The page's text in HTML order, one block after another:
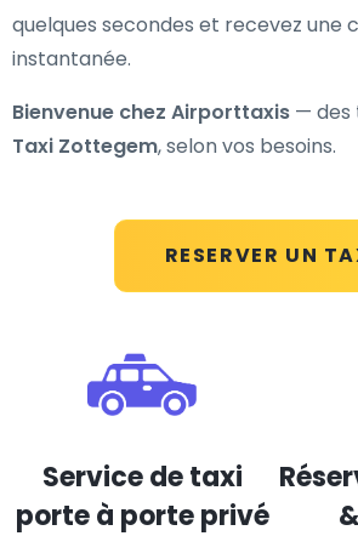
RESERVER UN
quelques secondes et recevez une
instantanée.
Bienvenue chez Airporttaxis — des
Taxi Zottegem, selon vos besoins.
Service de taxi
porte à porte privé